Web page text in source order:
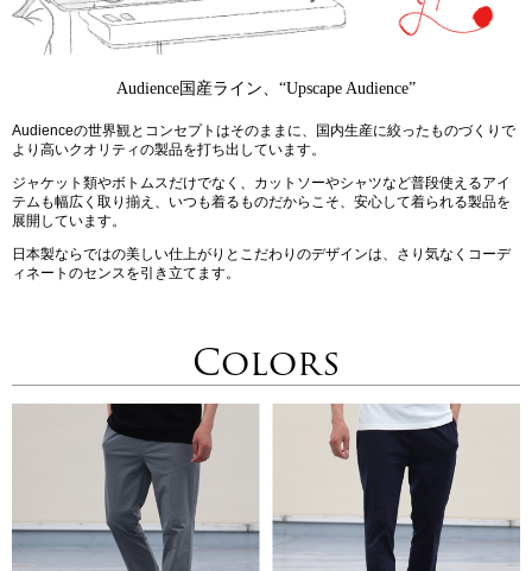
Audience国産ライン、“Upscape Audience”
Audienceの世界観とコンセプトはそのままに、国内生産に絞ったものづくりで
より高いクオリティの製品を打ち出しています。
ジャケット類やボトムスだけでなく、カットソーやシャツなど普段使えるアイ
テムも幅広く取り揃え、いつも着るものだからこそ、安心して着られる製品を
展開しています。
日本製ならではの美しい仕上がりとこだわりのデザインは、さり気なくコーデ
ィネートのセンスを引き立てます。
Colors